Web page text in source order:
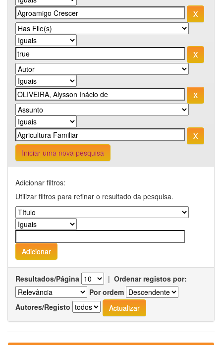
Iniciar uma nova pesquisa
Adicionar filtros:
Utilizar filtros para refinar o resultado da pesquisa.
Resultados/Página | Ordenar registos por:
Por ordem
Autores/Registo